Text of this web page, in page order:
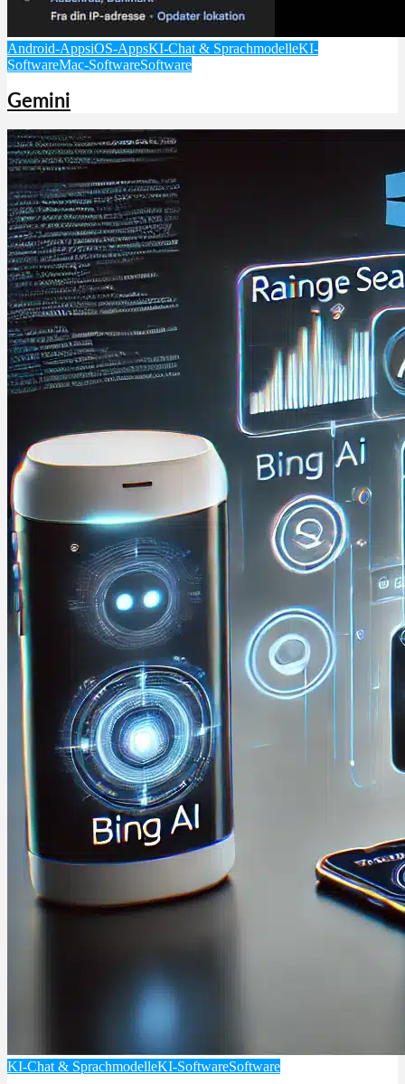
Android-AppsiOS-AppsKI-Chat & SprachmodelleKI-
SoftwareMac-SoftwareSoftware
Gemini
KI-Chat & SprachmodelleKI-SoftwareSoftware